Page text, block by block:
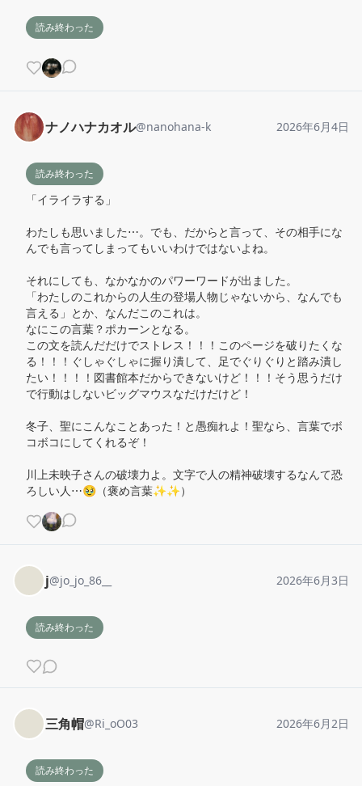
読み終わった
ナノハナカオル@nanohana-k 2026年6月4日
読み終わった
「イライラする」
わたしも思いました⋯。でも、だからと言って、その相手にな
んでも言ってしまってもいいわけではないよね。
それにしても、なかなかのパワーワードが出ました。
「わたしのこれからの人生の登場人物じゃないから、なんでも
言える」とか、なんだこのこれは。
なにこの言葉？ポカーンとなる。
この文を読んだだけでストレス！！！このページを破りたくな
る！！！ぐしゃぐしゃに握り潰して、足でぐりぐりと踏み潰し
たい！！！！図書館本だからできないけど！！！そう思うだけ
で行動はしないビッグマウスなだけだけど！
冬子、聖にこんなことあった！と愚痴れよ！聖なら、言葉でボ
コボコにしてくれるぞ！
川上未映子さんの破壊力よ。文字で人の精神破壊するなんて恐
ろしい人⋯🥹（褒め言葉✨✨）
j@jo_jo_86__ 2026年6月3日
読み終わった
三角帽@Ri_oO03 2026年6月2日
読み終わった